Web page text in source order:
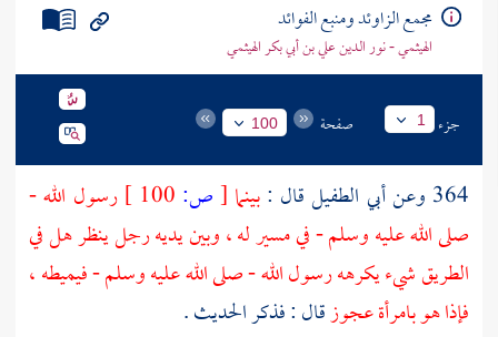
مجمع الزاوئد ومنبع الفوائد
الهيثمي - نور الدين علي بن أبي بكر الهيثمي
جزء 1 صفحة 100
364 وعن أبي الطفيلقال :بينما [ص:
رسول الله -
صلى الله عليه وسلم - في مسير له ، وبين يديه رجل ينظر هل في
الطريق شيء يكرهه رسول الله - صلى الله عليه وسلم - فيميطه ،
فإذا هو بامرأة عجوزقال : فذكر الحديث .